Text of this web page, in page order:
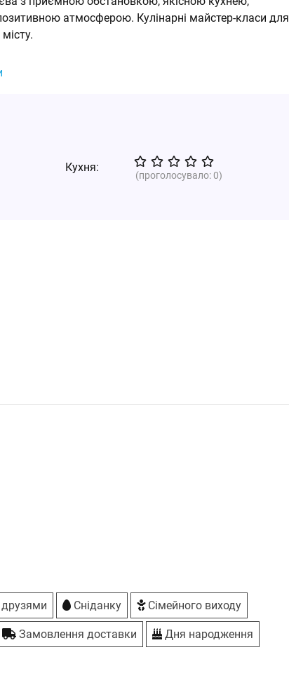
атмосферою. Кулінарні майстер-класи для
Кухня:
(проголосувало:0)
друзями Сніданку Сімейного виходу
Замовлення доставки Дня народження